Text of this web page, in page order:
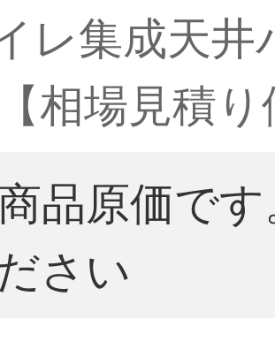
レ集成天
相場見積
品原価で
さい